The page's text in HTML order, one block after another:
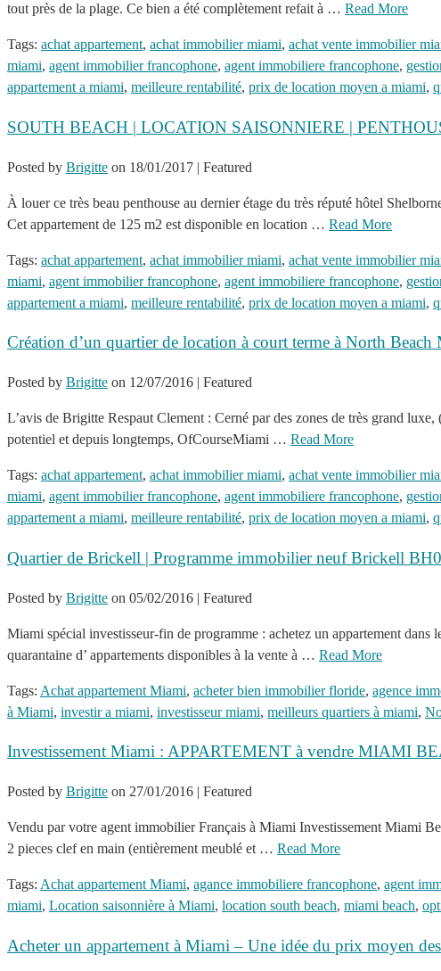
tout près de la plage. Ce bien a été complètement refait à … Read More
Tags: achat appartement, achat immobilier miami, achat vente immobilier
miami, agent immobilier francophone, agent immobiliere francophone,
appartement a miami, meilleure rentabilité, prix de location moyen a miami,
SOUTH BEACH | LOCATION SAISONNIERE |
Posted by Brigitte on 18/01/2017 | Featured
À louer ce très beau penthouse au dernier étage du très réputé hôtel
Cet appartement de 125 m2 est disponible en location … Read More
Tags: achat appartement, achat immobilier miami, achat vente immobilier
miami, agent immobilier francophone, agent immobiliere francophone,
appartement a miami, meilleure rentabilité, prix de location moyen a miami,
Création d’un quartier de location à court terme à North Beach
Posted by Brigitte on 12/07/2016 | Featured
L’avis de Brigitte Respaut Clement : Cerné par des zones de très grand
potentiel et depuis longtemps, OfCourseMiami … Read More
Tags: achat appartement, achat immobilier miami, achat vente immobilier
miami, agent immobilier francophone, agent immobiliere francophone,
appartement a miami, meilleure rentabilité, prix de location moyen a miami,
Quartier de Brickell | Programme immobilier neuf Brickell
Posted by Brigitte on 05/02/2016 | Featured
Miami spécial investisseur-fin de programme : achetez un appartement
quarantaine d’ appartements disponibles à la vente à … Read More
Tags: Achat appartement Miami, acheter bien immobilier floride, agence
à Miami, investir a miami, investisseur miami, meilleurs quartiers à miami,
Investissement Miami : APPARTEMENT à vendre MIAMI
Posted by Brigitte on 27/01/2016 | Featured
Vendu par votre agent immobilier Français à Miami Investissement Miami
2 pieces clef en main (entièrement meublé et … Read More
Tags: Achat appartement Miami, agance immobiliere francophone, agent
miami, Location saisonnière à Miami, location south beach, miami beach,
Acheter un appartement à Miami – Une idée du prix moyen